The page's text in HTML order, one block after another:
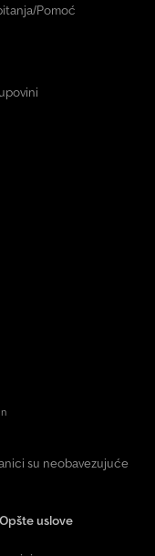
Pomoć
su neobavezujuće
Opšte uslove